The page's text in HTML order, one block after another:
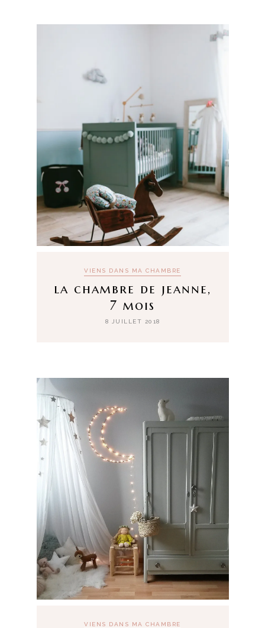
VIENS DANS MA CHAMBRE
la chambre de jeanne,
7 mois
8 JUILLET 2018
VIENS DANS MA CHAMBRE